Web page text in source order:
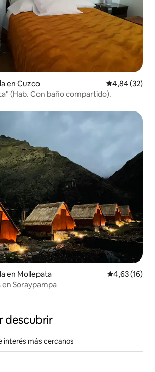
en Cuzco Calificación
4,84 (32)
"Casona Mollepata" (Hab. Con baño compartido).
en Mollepata Calificación
4,63 (16)
Soraypampa
descubrir
interés más cercanos